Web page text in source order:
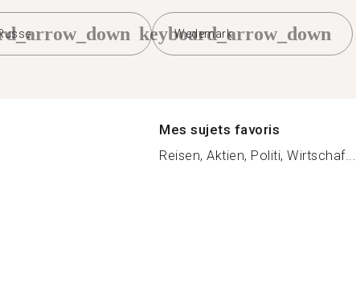
Wedemark
keyboard_arrow_down
Mes sujets favoris
Reisen, Aktien, Politi, Wirtschaf...